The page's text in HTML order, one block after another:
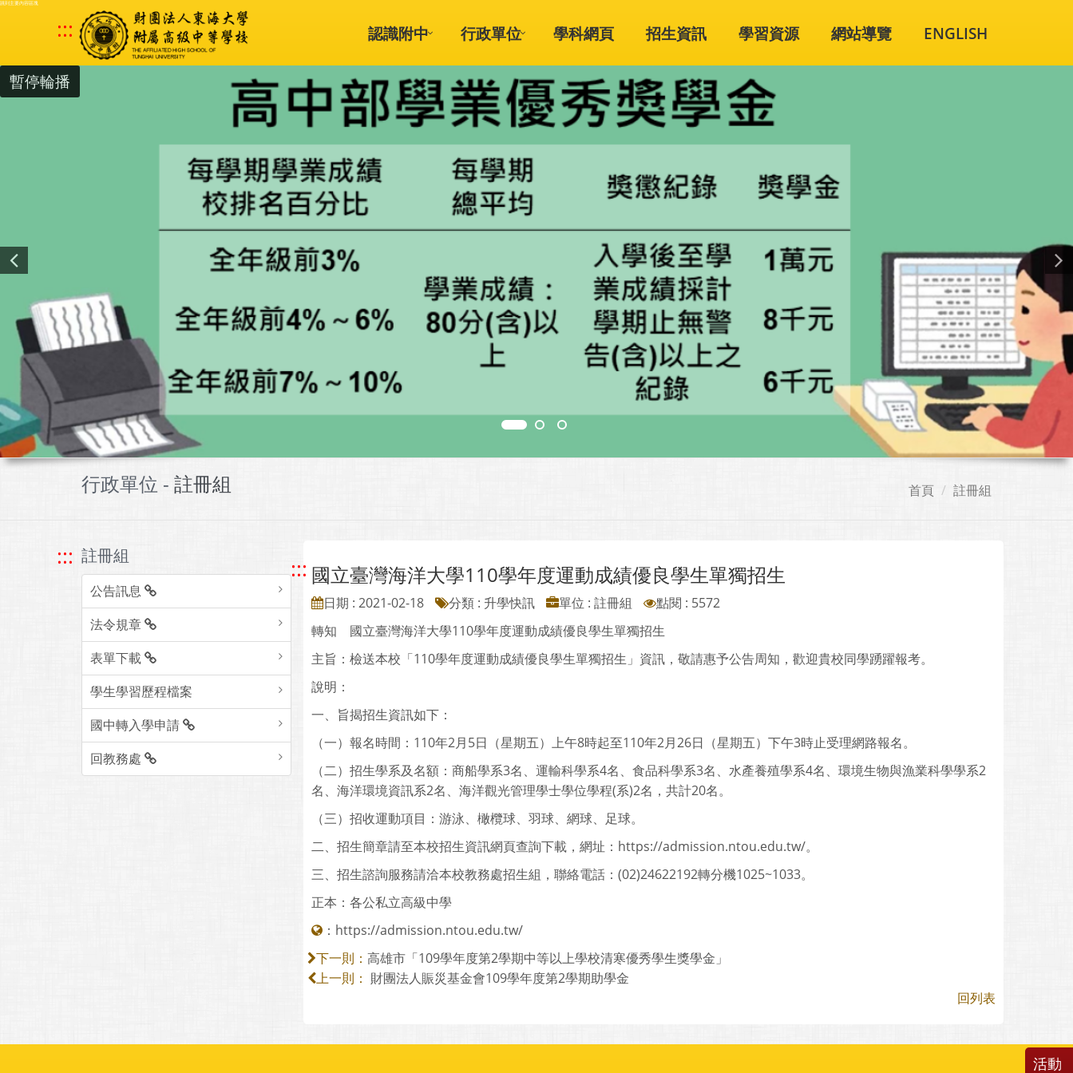
跳到主要內容區塊
::: 認識附中 行政單位 學科網頁 招生資訊 學習資源 網站導覽 ENGLISH
暫停輪播
行政單位 - 註冊組 首頁 註冊組
::: 註冊組
公告訊息
法令規章
表單下載
學生學習歷程檔案
國中轉入學申請
回教務處
::: 國立臺灣海洋大學110學年度運動成績優良學生單獨招生
日期 : 2021-02-18 分類 : 升學快訊 單位 : 註冊組
點閱 : 5572
轉知 國立臺灣海洋大學110學年度運動成績優良學生單獨招生
主旨：檢送本校「110學年度運動成績優良學生單獨招生」資訊，敬請惠予公告周知，歡迎貴校同學踴躍報考。
說明：
一、旨揭招生資訊如下：
（一）報名時間：110年2月5日（星期五）上午8時起至110年2月26日（星期五）下午3時止受理網路報名。
（二）招生學系及名額：商船學系3名、運輸科學系4名、食品科學系3名、水產養殖學系4名、環境生物與漁業科學學系2
名、海洋環境資訊系2名、海洋觀光管理學士學位學程(系)2名，共計20名。
（三）招收運動項目：游泳、橄欖球、羽球、網球、足球。
二、招生簡章請至本校招生資訊網頁查詢下載，網址：https://admission.ntou.edu.tw/。
三、招生諮詢服務請洽本校教務處招生組，聯絡電話：(02)24622192轉分機1025~1033。
正本：各公私立高級中學
： https://admission.ntou.edu.tw/
下一則： 高雄市「109學年度第2學期中等以上學校清寒優秀學生獎學金」
上一則：
財團法人賑災基金會109學年度第2學期助學金
回列表
活動